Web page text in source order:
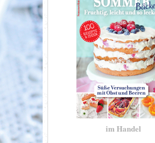
im Handel